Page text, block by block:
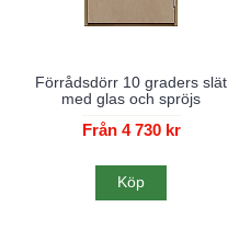
Förrådsdörr 10 graders slät
med glas och spröjs
Från 4 730 kr
Köp